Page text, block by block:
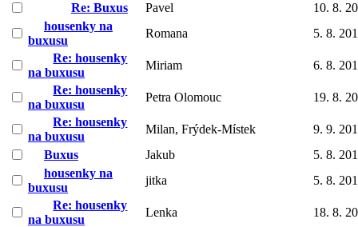
Re: Buxus
Pavel
10. 8.
housenky na
buxusu
Romana
5. 8.
Re: housenky
na buxusu
Miriam
6. 8.
Re: housenky
na buxusu
Petra Olomouc
19. 8.
Re: housenky
na buxusu
Milan, Frýdek-Místek
9. 9.
Buxus
Jakub
5. 8.
housenky na
buxusu
jitka
5. 8.
Re: housenky
na buxusu
Lenka
18. 8.